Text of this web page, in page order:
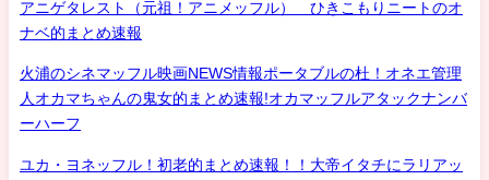
アニゲタレスト（元祖！アニメッフル） ひきこもりニートのオ
ナベ的まとめ速報
火浦のシネマッフル映画NEWS情報ポータブルの杜！オネエ管理
人オカマちゃんの鬼女的まとめ速報!オカマッフルアタックナンバ
ーハーフ
ユカ・ヨネッフル！初老的まとめ速報！！大帝イタチにラリアッ